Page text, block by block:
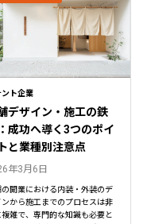
ント企業
デザイン・施工の鉄
成功へ導く3つのポイ
と業種別注意点
年3月6日
の開業における内装・外装のデ
ンから施工までのプロセスは非
複雑で、専門的な知識も必要と